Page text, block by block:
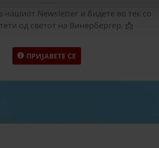
нашиот Newsletter и бидете во тек со
од светот на Винербергер. 📩
ПРИЈАВЕТЕ СЕ